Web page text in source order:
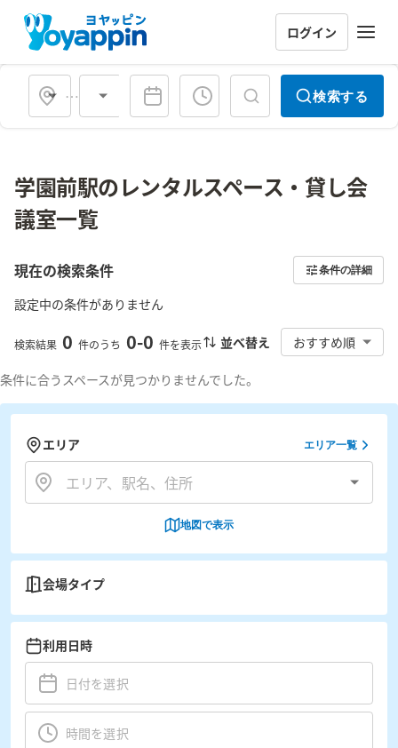
ログイン
会場タイプ 検索する
学園前駅のレンタルスペース・貸し会
議室一覧
現在の検索条件 条件の詳細
設定中の条件がありません
検索結果 0 件のうち 0-0 件を表示 並べ替え おすすめ順
条件に合うスペースが見つかりませんでした。
エリア エリア一覧
地図で表示
会場タイプ
利用日時